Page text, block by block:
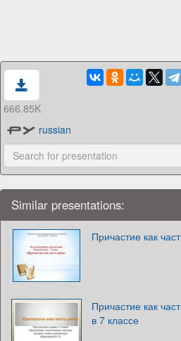
666.85K
russian
Similar presentations:
Причастие как
Причастие как
в 7 классе